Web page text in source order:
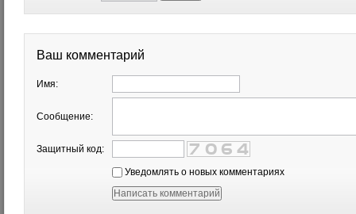
Ваш комментарий
Имя:
Сообщение:
Защитный код:
Уведомлять о новых комментариях